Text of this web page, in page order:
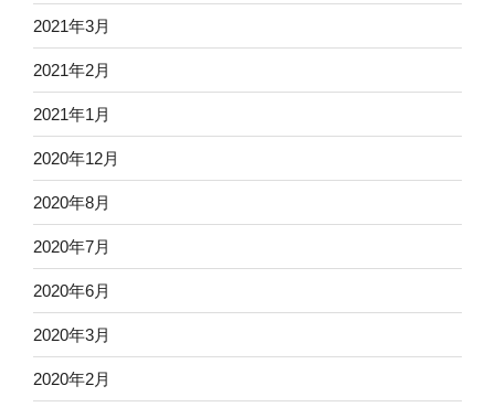
2021年3月
2021年2月
2021年1月
2020年12月
2020年8月
2020年7月
2020年6月
2020年3月
2020年2月